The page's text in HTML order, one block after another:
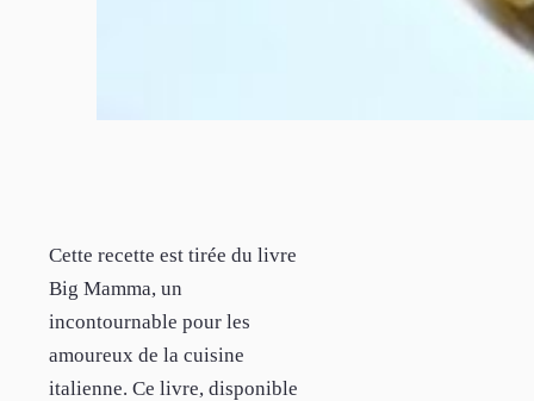
Cette recette est tirée du livre
Big Mamma, un
incontournable pour les
amoureux de la cuisine
italienne. Ce livre, disponible